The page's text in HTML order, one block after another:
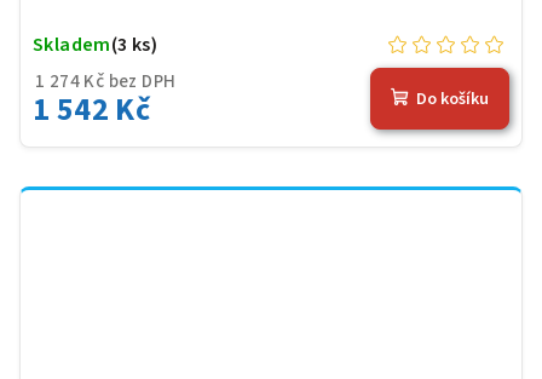
1 274 Kč bez DPH
1 542 Kč
Skladem(3 ks)
Do košíku